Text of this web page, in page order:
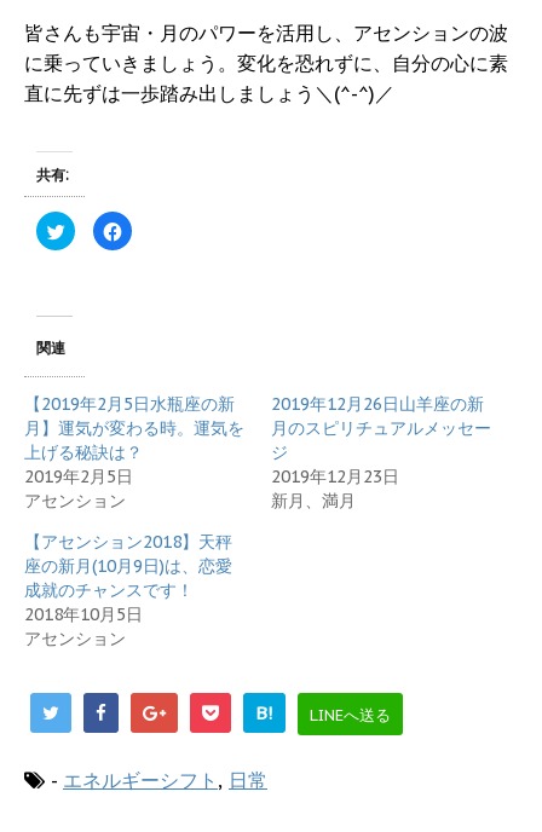
皆さんも宇宙・月のパワーを活用し、アセンションの波
に乗っていきましょう。変化を恐れずに、自分の心に素
直に先ずは一歩踏み出しましょう＼(^-^)／
共有:
ク
リ
T
t
r
で
共
有
(
新
し
い
ィ
ン
ド
ウ
で
開
き
ま
す
F
a
る
に
は
ク
リ
ッ
ク
し
く
だ
さ
い
(
新
し
い
ド
開
す
)
関連
【2019年2月5日水瓶座の新
月】運気が変わる時。運気を
上げる秘訣は？
2019年2月5日
アセンション
2019年12月26日山羊座の新
月のスピリチュアルメッセー
ジ
2019年12月23日
新月、満月
【アセンション2018】天秤
座の新月(10月9日)は、恋愛
成就のチャンスです！
2018年10月5日
アセンション
B! LINEへ送る
- エネルギーシフト , 日常